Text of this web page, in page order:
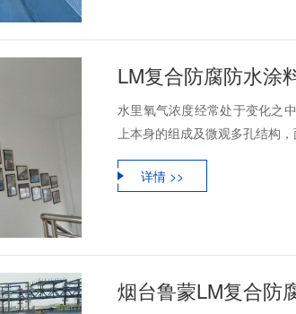
LM复合防腐防水涂
水里氧气浓度经常处于变化之
上本身的组成及微观多孔结构
详情 >>
烟台鲁蒙LM复合防